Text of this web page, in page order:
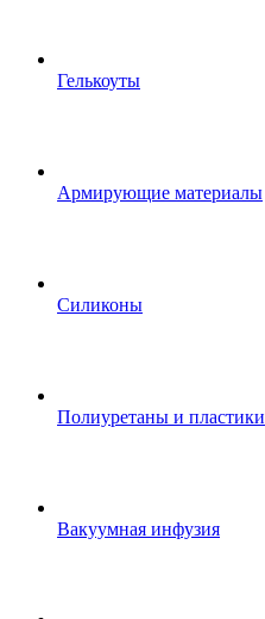
Гелькоуты
Армирующие материалы
Силиконы
Полиуретаны и пластики
Вакуумная инфузия